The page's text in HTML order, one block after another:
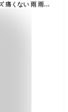
レインパンプス パンプス レディース レインシューズ 痛くない 雨 雨の日 雨靴 黒 ブラック ベージュ エナメル ローファー ビット 通勤 オフィス おしゃれ 防水 婦人靴 梅雨 疲れない 人気 ヒール 3cm リコンティデザイン RECONTI design B151142 B17025 B18131